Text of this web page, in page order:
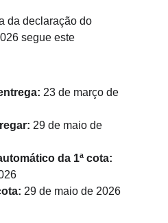
da declaração do
segue este
23 de março de
29 de maio de
da 1ª cota:
29 de maio de 2026